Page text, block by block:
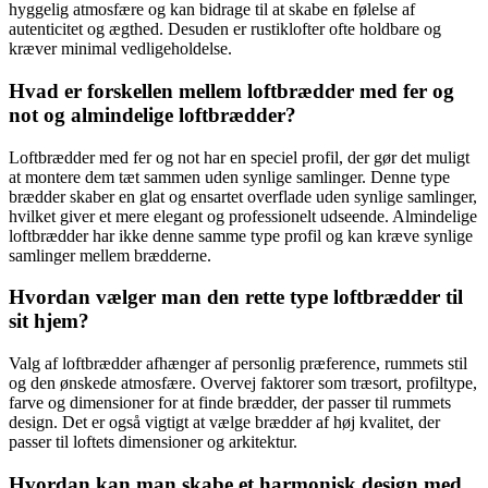
hyggelig atmosfære og kan bidrage til at skabe en følelse af
autenticitet og ægthed. Desuden er rustiklofter ofte holdbare og
kræver minimal vedligeholdelse.
Hvad er forskellen mellem loftbrædder med fer og
not og almindelige loftbrædder?
Loftbrædder med fer og not har en speciel profil, der gør det muligt
at montere dem tæt sammen uden synlige samlinger. Denne type
brædder skaber en glat og ensartet overflade uden synlige samlinger,
hvilket giver et mere elegant og professionelt udseende. Almindelige
loftbrædder har ikke denne samme type profil og kan kræve synlige
samlinger mellem brædderne.
Hvordan vælger man den rette type loftbrædder til
sit hjem?
Valg af loftbrædder afhænger af personlig præference, rummets stil
og den ønskede atmosfære. Overvej faktorer som træsort, profiltype,
farve og dimensioner for at finde brædder, der passer til rummets
design. Det er også vigtigt at vælge brædder af høj kvalitet, der
passer til loftets dimensioner og arkitektur.